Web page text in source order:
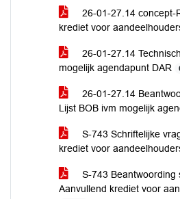
26-01-27.14 concept-
krediet voor
26-01-27.14
mogelijk agendapunt DAR
26-01-27.14
Lijst BOB ivm mogelijk
S-743 Schriftelijke
krediet voor
S-743 Beantwoording
Aanvullend krediet voor